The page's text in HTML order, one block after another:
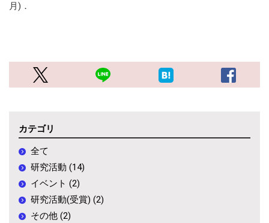
月)．
カテゴリ
全て
研究活動 (14)
イベント (2)
研究活動(受賞) (2)
その他 (2)